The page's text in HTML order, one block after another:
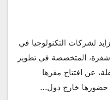
لشركات التكنولوجيا في
شفرة، المتخصصة في تطوير
عن افتتاح مقرها
حضورها خارج دول…